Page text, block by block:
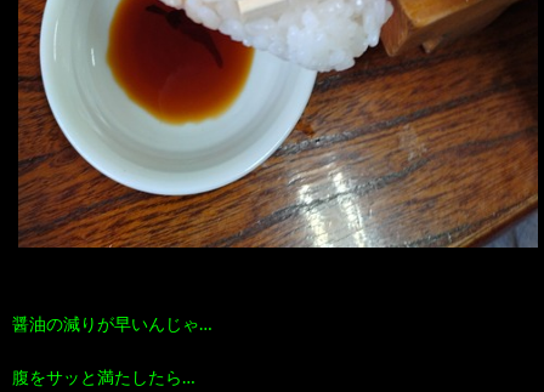
醤油の減りが早いんじゃ…
腹をサッと満たしたら…